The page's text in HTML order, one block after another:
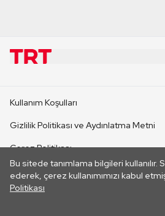
Bu sitede tanımlama bilgileri
ederek, çerez kullanımımızı kabul
Politikası
CANLI YAYINLAR
Kullanım Koşulları
Gizlilik Politikası ve Aydınlatma Metni
Çerez Politikası
İletişim
Her hakkı saklıdır. ©2026 TRT.